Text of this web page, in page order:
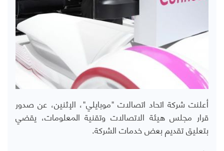
أعلنت شركة اتحاد اتصالات "موبايلي"، الإثنين، عن صدور
قرار مجلس هيئة الاتصالات وتقنية المعلومات، يقضي
بتعليق تقديم بعض خدمات الشركة.